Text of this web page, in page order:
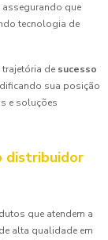
assegurando que
tecnologia de
de sucesso
sua posição
e soluções
distribuidor
que atendem a
alta qualidade em